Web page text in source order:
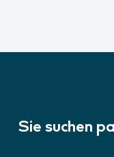
Sie suchen